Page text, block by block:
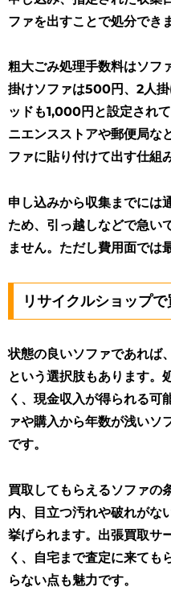
ファを出すことで処分でき
粗大ごみ処理手数料はソフ
掛けソファは500円、2人
ッドも1,000円と設定され
ニエンスストアや郵便局な
ファに貼り付けて出す仕組
申し込みから収集までには
ため、引っ越しなどで急い
ません。ただし費用面では
リサイクルショップ
状態の良いソファであれば
という選択肢もあります。
く、現金収入が得られる可
ァや購入から年数が浅いソ
です。
買取してもらえるソファの
内、目立つ汚れや破れがな
挙げられます。出張買取サ
く、自宅まで査定に来ても
らない点も魅力です。